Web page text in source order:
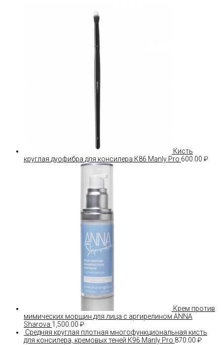
Кисть
круглая дуофибра для консилера К86 Manly Pro 600.00 ₽
Крем против
мимических морщин для лица с аргирелином ANNA
Sharova 1,500.00 ₽
Средняя круглая плотная многофункциональная кисть
для консилера, кремовых теней К96 Manly Pro 870.00 ₽